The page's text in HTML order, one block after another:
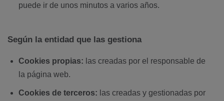
puede ir de unos minutos a varios años.
Según la entidad que las gestiona
Cookies propias: las creadas por el responsable de
la página web.
Cookies de terceros: las creadas y gestionadas por